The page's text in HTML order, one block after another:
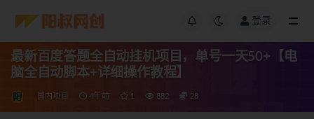
登录
最新百度答题全自动挂机项目，单号一天50+【电
脑全自动脚本+详细操作教程】
国内项目 4年前 1 882 28